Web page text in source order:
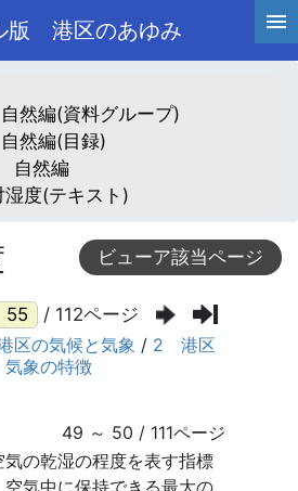
版 港区のあゆみ
然編(資料グループ)
然編(目録)
自然編
度(テキスト)
ビューア該当ページ
/ 112ページ